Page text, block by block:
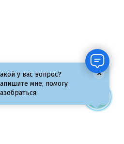
у вас вопрос?
мне, помогу
×